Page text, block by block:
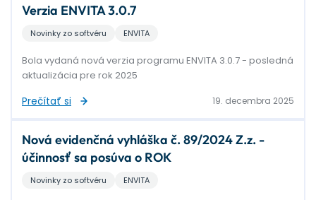
Verzia ENVITA 3.0.7
Novinky zo softvéru ENVITA
Bola vydaná nová verzia programu ENVITA 3.0.7 - posledná
aktualizácia pre rok 2025
Prečítať si 19. decembra 2025
Nová evidenčná vyhláška č. 89/2024 Z.z. -
účinnosť sa posúva o ROK
Novinky zo softvéru ENVITA